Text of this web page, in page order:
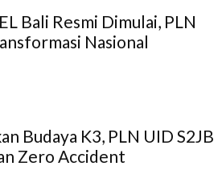
Bali Resmi Dimulai, PLN
Nasional
Budaya K3, PLN UID S2JB
Zero Accident